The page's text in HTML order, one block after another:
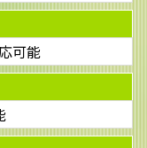
可能